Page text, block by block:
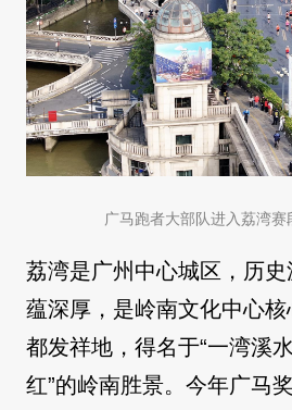
广马跑者大部队进入荔湾赛
荔湾是广州中心城区，历
蕴深厚，是岭南文化中心
都发祥地，得名于“一湾溪
红”的岭南胜景。今年广马